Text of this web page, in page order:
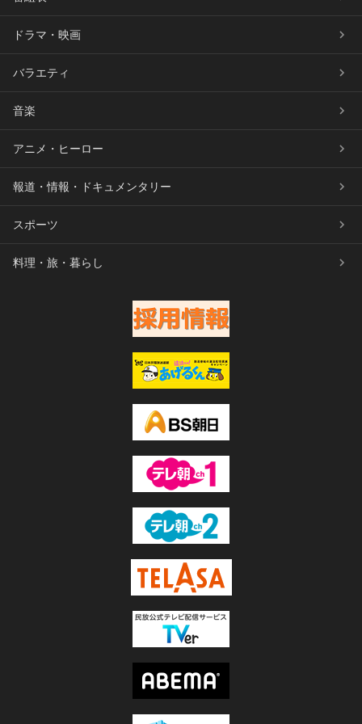
ドラマ・映画
バラエティ
音楽
アニメ・ヒーロー
報道・情報・ドキュメンタリー
スポーツ
料理・旅・暮らし